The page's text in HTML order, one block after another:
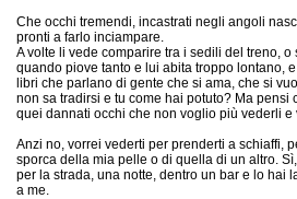
Che occhi tremendi, incastrati negli angoli
pronti a farlo
A volte li vede comparire tra i sedili del treno,
quando piove tanto e lui abita troppo lontano,
libri che parlano di gente che si ama, che si
non sa tradirsi e tu come hai potuto? Ma pensi
quei dannati occhi che non voglio più vederli e
Anzi no, vorrei vederti per prenderti a schiaffi,
sporca della mia pelle o di quella di un altro.
per la strada, una notte, dentro un bar e lo hai
a me.